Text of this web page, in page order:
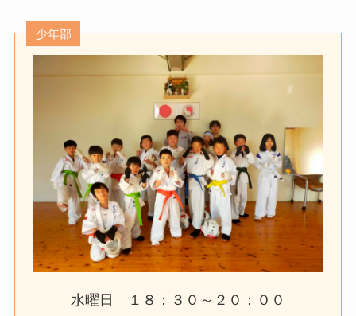
少年部
水曜日 １８：３０～２０：００